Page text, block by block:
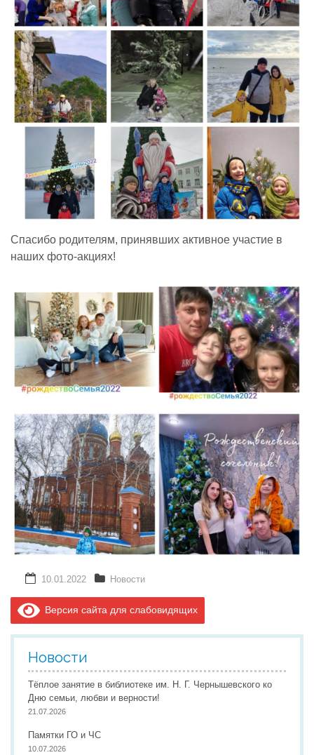
Реализация соц заказа
Напишите нам
Спасибо родителям, принявших активное участие в
наших фото-акциях!
10.01.2022 Новости
Версия сайта для слабовидящих
Новости
Тёплое занятие в библиотеке им. Н. Г. Чернышевского ко
Дню семьи, любви и верности!
21.07.2026
Памятки ГО и ЧС
10.07.2026